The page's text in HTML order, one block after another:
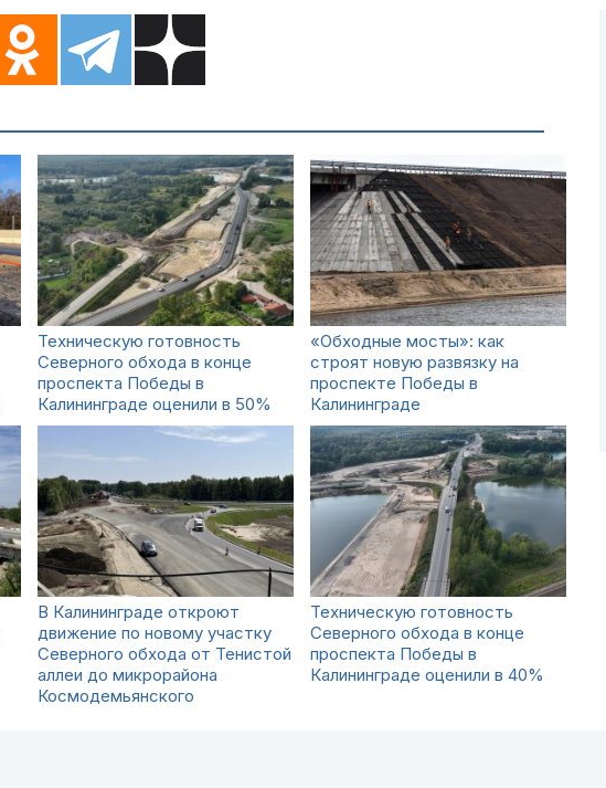
Техническую готовность
Северного обхода в конце
проспекта Победы в
Калининграде оценили в 50%
«Обходные мосты»: как
строят новую развязку на
проспекте Победы в
Калининграде
В Калининграде откроют
движение по новому участку
Северного обхода от Тенистой
аллеи до микрорайона
Космодемьянского
Техническую готовность
Северного обхода в конце
проспекта Победы в
Калининграде оценили в 40%